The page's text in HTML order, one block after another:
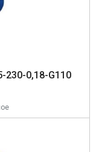
0,18-G110